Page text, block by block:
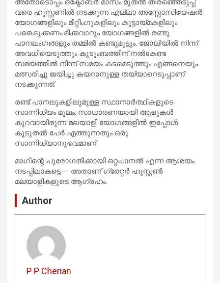
വരെ ഹൂസ്റ്റണിൽ നടക്കുന്ന എല്ലാ അസ്സോസിയേഷൻ
യോഗങ്ങളിലും മീറ്റിംഗുകളിലും കൂട്ടായ്മകളിലും
പങ്കെടുക്കണം.മിക്കവാറും യോഗങ്ങളിൽ രണ്ടു
പാനലംഗങ്ങളൂം തമ്മിൽ കണ്ടുമുട്ടും. ജോലിയിൽ നിന്ന്
അവധിയെടുത്തും കുടുംബത്തിന് നൽകേണ്ട
സമയത്തിൽ നിന്ന് സമയം കടമെടുത്തും എങ്ങനെയും
മത്സരിച്ചു ജയിച്ചു കയറാനുള്ള തയ്യാറെടുപ്പാണ്
നടക്കുന്നത്.
രണ്ട് പാനലുകളിലുമുള്ള സ്ഥാനാർത്ഥികളുടെ
സാന്നിധ്യം മൂലം, സാധാരണയായി ആളുകൾ
കുറവായിരുന്ന മലയാളി യോഗങ്ങളിൽ ഇപ്പോൾ
കൂടുതൽ പേർ എത്തുന്നതും ഒരു
സാന്നിധ്യാനുഭവമാണ്.
മാഗിന്റെ പുരോഗതിക്കായി ഒറ്റപാനൽ എന്ന ആശയം
നടപ്പിലാകട്ടെ — അതാണ് ഗ്രേറ്റർ ഹൂസ്റ്റൺ
മലയാളികളുടെ ആഗ്രഹം.
Author
P P Cherian